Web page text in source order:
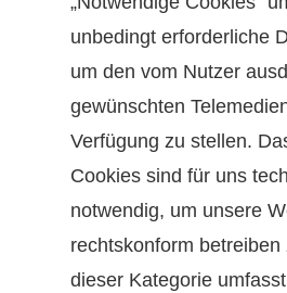
unbedingt erforderliche
um den vom Nutzer
gewünschten
Verfügung zu stellen.
Cookies sind für uns
notwendig, um unsere
rechtskonform betreiben
dieser Kategorie